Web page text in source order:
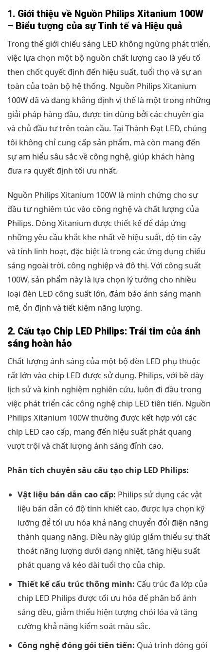
1. Giới thiệu về Nguồn Philips Xitanium 100W
– Biểu tượng của sự Tinh tế và Hiệu quả
Trong thế giới chiếu sáng LED không ngừng phát triển,
việc lựa chọn một bộ nguồn chất lượng cao là yếu tố
then chốt quyết định đến hiệu suất, tuổi thọ và sự an
toàn của toàn bộ hệ thống. Nguồn Philips Xitanium
100W đã và đang khẳng định vị thế là một trong những
giải pháp hàng đầu, được tin dùng bởi các chuyên gia
và chủ đầu tư trên toàn cầu. Tại Thành Đạt LED, chúng
tôi không chỉ cung cấp sản phẩm, mà còn mang đến
sự am hiểu sâu sắc về công nghệ, giúp khách hàng
đưa ra quyết định tối ưu nhất.
Nguồn Philips Xitanium 100W là minh chứng cho sự
đầu tư nghiêm túc vào công nghệ và chất lượng của
Philips. Dòng Xitanium được thiết kế để đáp ứng
những yêu cầu khắt khe nhất về hiệu suất, độ tin cậy
và tính linh hoạt, đặc biệt là trong các ứng dụng chiếu
sáng ngoài trời, công nghiệp và đô thị. Với công suất
100W, sản phẩm này là lựa chọn lý tưởng cho nhiều
loại đèn LED công suất lớn, đảm bảo ánh sáng mạnh
mẽ, ổn định và tiết kiệm năng lượng.
2. Cấu tạo Chip LED Philips: Trái tim của ánh
sáng hoàn hảo
Chất lượng ánh sáng của một bộ đèn LED phụ thuộc
rất lớn vào chip LED được sử dụng. Philips, với bề dày
lịch sử và kinh nghiệm nghiên cứu, luôn đi đầu trong
việc phát triển các công nghệ chip LED tiên tiến. Nguồn
Philips Xitanium 100W thường được kết hợp với các
chip LED cao cấp, mang đến hiệu suất phát quang
vượt trội và chất lượng ánh sáng đỉnh cao.
Phân tích chuyên sâu cấu tạo chip LED Philips:
Vật liệu bán dẫn cao cấp: Philips sử dụng các vật
liệu bán dẫn có độ tinh khiết cao, được lựa chọn kỹ
lưỡng để tối ưu hóa khả năng chuyển đổi điện năng
thành quang năng. Điều này giúp giảm thiểu sự thất
thoát năng lượng dưới dạng nhiệt, tăng hiệu suất
phát quang và kéo dài tuổi thọ của chip.
Thiết kế cấu trúc thông minh: Cấu trúc đa lớp của
chip LED Philips được tối ưu hóa để phân bố ánh
sáng đều, giảm thiểu hiện tượng chói lóa và tăng
cường khả năng kiểm soát màu sắc.
Công nghệ đóng gói tiên tiến: Quá trình đóng gói